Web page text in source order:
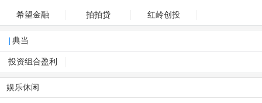
希望金融 拍拍贷 红岭创投
典当
投资组合盈利
娱乐休闲